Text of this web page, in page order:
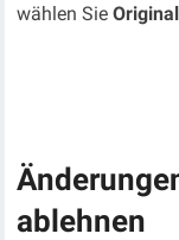
wählen SieOriginal
ablehnen